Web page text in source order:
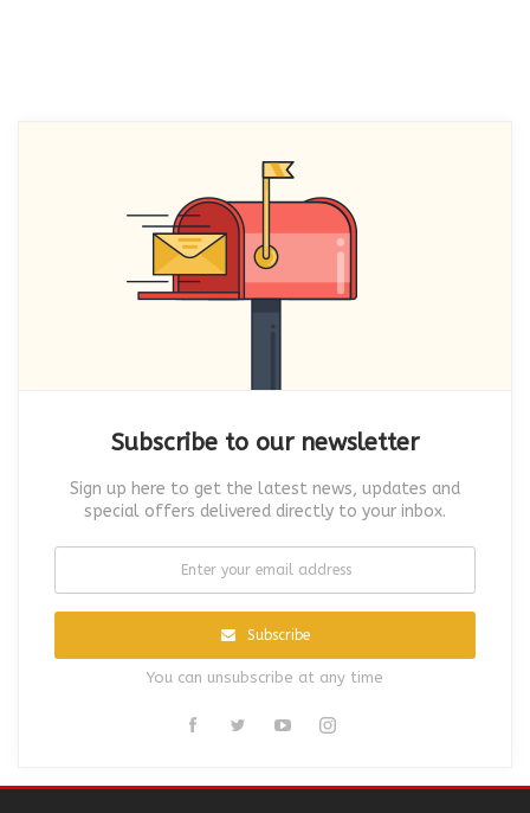
Subscribe to our newsletter
Sign up here to get the latest news, updates and
special offers delivered directly to your inbox.
Subscribe
You can unsubscribe at any time